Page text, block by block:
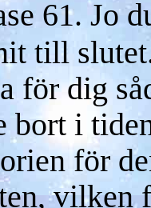
61. Jo
till
för dig
bort i
för
vilken